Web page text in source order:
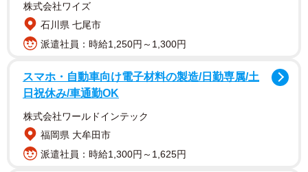
株式会社ワイズ
石川県 七尾市
派遣社員：時給1,250円～1,300円
スマホ・自動車向け電子材料の製造/日勤専属/土
日祝休み/車通勤OK
株式会社ワールドインテック
福岡県 大牟田市
派遣社員：時給1,300円～1,625円